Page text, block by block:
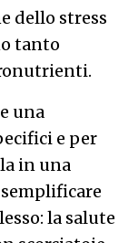
dello stress
tanto
una
e per
in una
la salute